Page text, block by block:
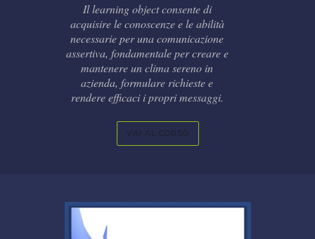
Il learning object consente di
acquisire le conoscenze e le abilità
necessarie per una comunicazione
assertiva, fondamentale per creare e
mantenere un clima sereno in
azienda, formulare richieste e
rendere efficaci i propri messaggi.
VAI AL CORSO